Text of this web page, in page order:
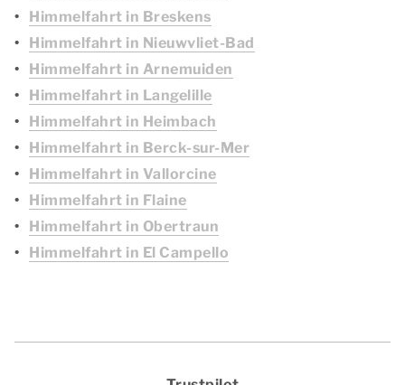
Himmelfahrt in Breskens
Himmelfahrt in Nieuwvliet-Bad
Himmelfahrt in Arnemuiden
Himmelfahrt in Langelille
Himmelfahrt in Heimbach
Himmelfahrt in Berck-sur-Mer
Himmelfahrt in Vallorcine
Himmelfahrt in Flaine
Himmelfahrt in Obertraun
Himmelfahrt in El Campello